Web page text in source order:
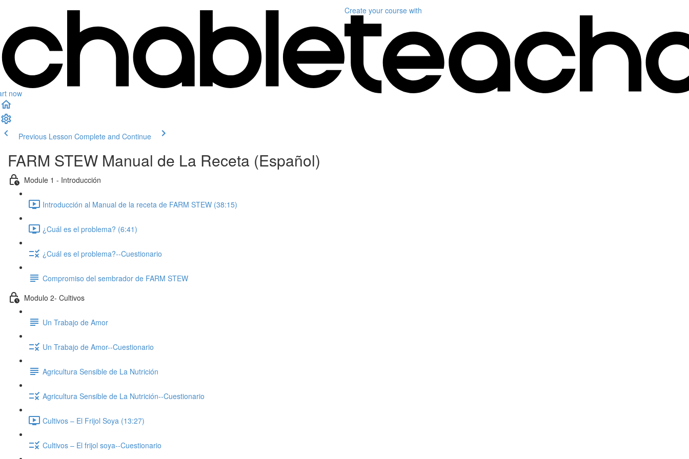
now
Create your course with
Previous Lesson Complete and Continue
FARM STEW Manual de La Receta (Español)
Module 1 - Introducción
Introducción al Manual de la receta de FARM STEW (38:15)
¿Cuál es el problema? (6:41)
¿Cuál es el problema?--Cuestionario
Compromiso del sembrador de FARM STEW
Modulo 2- Cultivos
Un Trabajo de Amor
Un Trabajo de Amor--Cuestionario
Agricultura Sensible de La Nutrición
Agricultura Sensible de La Nutrición--Cuestionario
Cultivos – El Frijol Soya (13:27)
Cultivos – El frijol soya--Cuestionario